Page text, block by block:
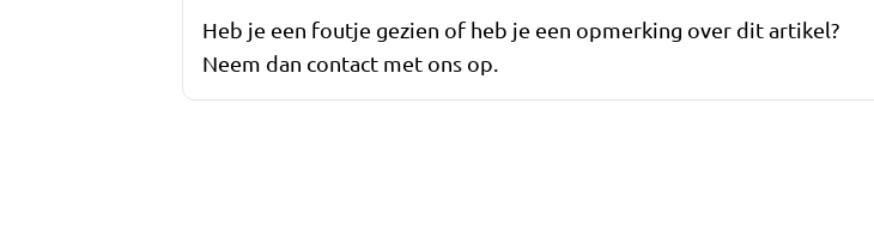
Heb je een foutje gezien of heb je een opmerking over dit artikel?
Neem dan contact met ons op.